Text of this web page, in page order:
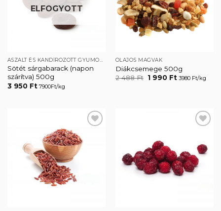
ELFOGYOTT
Sötét sárgabarack (napon
szárítva) 500g
3 950 Ft7900Ft/kg
OLAJOS MAGVAK
Diákcsemege 500g
2 488Ft Original
1 990 FtCurrent
3980 Ft/kg
Kedvencekhez Kedvencekhez